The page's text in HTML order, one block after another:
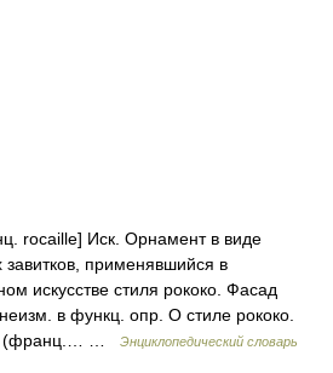
rocaille] Иск. Орнамент в виде
завитков, применявшийся в
искусстве стиля рококо. Фасад
в функц. опр. О стиле рококо.
(франц.… …
Энциклопедический словарь